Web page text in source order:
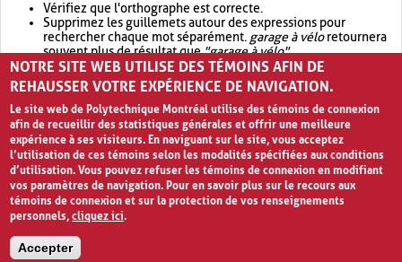
Vérifiez que l'orthographe est correcte.
Supprimez les guillemets autour des expressions pour
rechercher chaque mot séparément. garage à véloretournera
souvent plus de résultat que"garage à vélo".
Envisagez d'élargir votre recherche avec OR.garage OR vélo
retournera souvent plus de résultat quegarage à vélo
NOTRE SITE WEB UTILISE DES TÉMOINS AFIN DE
REHAUSSER VOTRE EXPÉRIENCE DE NAVIGATION.
Le site web de Polytechnique Montréal utilise des témoins de connexion
afin de recueillir des statistiques générales et offrir une meilleure
expérience à ses visiteurs. En naviguant sur le site, vous acceptez
l’utilisation de ces témoins selon les modalités spécifiées aux conditions
d’utilisation. Vous pouvez refuser les témoins de connexion en modifiant
vos paramètres de navigation. Pour en savoir plus sur le recours aux
témoins de connexion et sur la protection de vos renseignements
personnels,cliquez ici.
Accepter